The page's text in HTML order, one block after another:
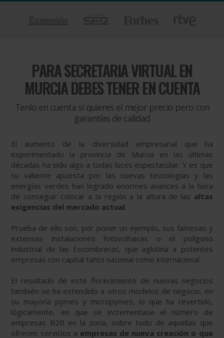
PARASECRETARIA VIRTUAL EN
MURCIA DEBES TENER EN CUENTA
Tenlo en cuenta si quieres el mejor precio pero con
garantías de calidad
El aumento de la diversidad empresarial que ha
experimentado la provincia de Murcia en las últimas
décadas ha sido algo a todas luces espectacular. Y es que
su valiente apuesta por las nuevas tecnologías y las
energías verdes han logrado enormes avances a la hora
de conseguir colocar a la región a la altura de las altas
exigencias del mercado actual.
Prueba de ello son, por poner un ejemplo, sus famosas y
extensas instalaciones fotovoltaicas o el polígono
industrial de las Escombreras, que aglutina a potentes
empresas con capital tanto nacional como internacional.
El resultado de este florecimiento de nuevas negocios
también se ha extendido a otros modelos de negocio, en
su mayoría pymes y micropymes, lo que ha revertido,
lógicamente, en que se incrementase el número de
empresas B2B en la zona, sobre todo de aquellas que
ofrecen servicios a empresas de nueva creación o que